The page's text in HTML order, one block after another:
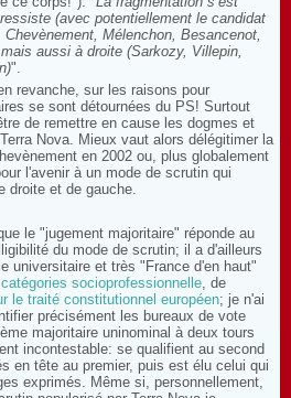
(avec potentiellement le candidat
Mélenchon, Besancenot,
aussi à droite (Sarkozy, Villepin,
".
revanche, sur les raisons pour
se sont détournées du PS! Surtout
de remettre en cause les dogmes et
Nova. Mieux vaut alors délégitimer la
en 2002 ou, plus globalement
l'avenir à un mode de scrutin qui
droite et de gauche.
le "jugement majoritaire" réponde au
du mode de scrutin; il a d'ailleurs
universitaire et très "France d'en haut"
socioprofessionnelle, de
le traité constitutionnel européen; je n'ai
précisément les bureaux de vote
majoritaire uninominal à deux tours
incontestable: se qualifient au second
en tête au premier, puis est élu celui qui
exprimés. Même si, personnellement,